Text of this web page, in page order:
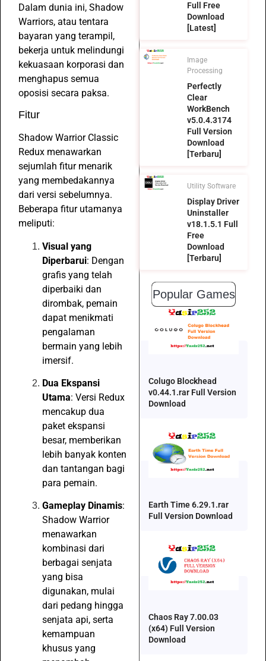
Dalam dunia ini, Shadow
Warriors, atau tentara
bayaran yang terampil,
bekerja untuk melindungi
kekuasaan korporasi dan
menghapus semua
oposisi secara paksa.
Fitur
Shadow Warrior Classic
Redux menawarkan
sejumlah fitur menarik
yang membedakannya
dari versi sebelumnya.
Beberapa fitur utamanya
meliputi:
Visual yang
Diperbarui: Dengan
grafis yang telah
diperbaiki dan
dirombak, pemain
dapat menikmati
pengalaman
bermain yang lebih
imersif.
Dua Ekspansi
Utama: Versi Redux
mencakup dua
paket ekspansi
besar, memberikan
lebih banyak konten
dan tantangan bagi
para pemain.
Gameplay Dinamis:
Shadow Warrior
menawarkan
kombinasi dari
berbagai senjata
yang bisa
digunakan, mulai
dari pedang hingga
senjata api, serta
kemampuan
khusus yang
Full Free
Download
[Latest]
Image
Processing
Perfectly
Clear
WorkBench
v5.0.4.3174
Full Version
Download
[Terbaru]
Utility Software
Display Driver
Uninstaller
v18.1.5.1 Full
Free
Download
[Terbaru]
Popular Games
Colugo Blockhead
v0.44.1.rar Full Version
Download
Earth Time 6.29.1.rar
Full Version Download
Chaos Ray 7.00.03
(x64) Full Version
Download